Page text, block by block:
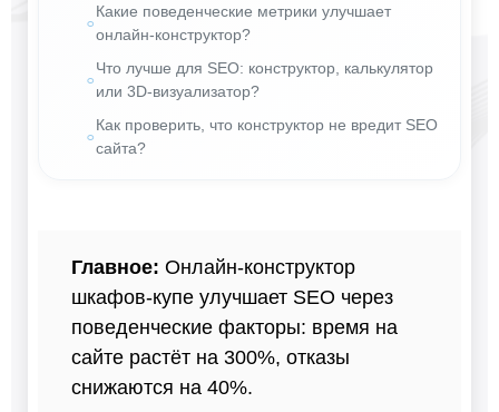
Какие поведенческие метрики улучшает
онлайн-конструктор?
Что лучше для SEO: конструктор, калькулятор
или 3D-визуализатор?
Как проверить, что конструктор не вредит SEO
сайта?
Главное: Онлайн-конструктор
шкафов-купе улучшает SEO через
поведенческие факторы: время на
сайте растёт на 300%, отказы
снижаются на 40%.